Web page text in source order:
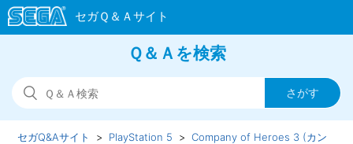
Ｑ＆Ａを検索
セガQ&Aサイト PlayStation 5
Company of Heroes 3 (カン